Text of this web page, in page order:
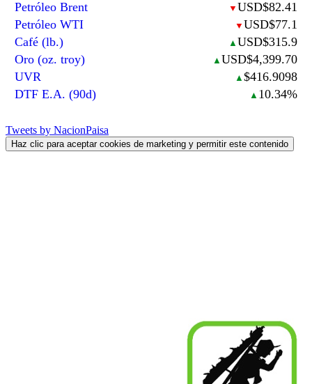
Petróleo Brent
▼ USD$82.41
Petróleo WTI
▼ USD$77.1
Café (lb.)
▲ USD$315.9
Oro (oz. troy)
▲ USD$4,399.70
UVR
▲ $416.9098
DTF E.A. (90d)
▲ 10.34%
Tweets by NacionPaisa
Haz clic para aceptar cookies de marketing y permitir este contenido